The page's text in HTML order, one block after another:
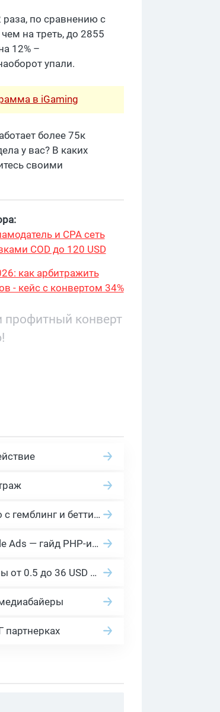
по сравнению с
на треть, до 2855
12% –
упали.
в iGaming
более 75к
у вас? В каких
своими
и CPA сеть
COD до 120 USD
как арбитражить
- кейс с конвертом 34%
профитный конверт
2026 Гемблинг это: Разбираем Gambling вертикаль, и все что связано с гемблинг и беттинг офферами
Cloaking House: облачный клоакинг для фильтрации ботов FB и Google Ads — гайд PHP-интеграции 2026
Сколько платит YouTube за 1000 просмотров в 2026: реальные цифры от 0.5 до 36 USD по ГЕО
партнерках